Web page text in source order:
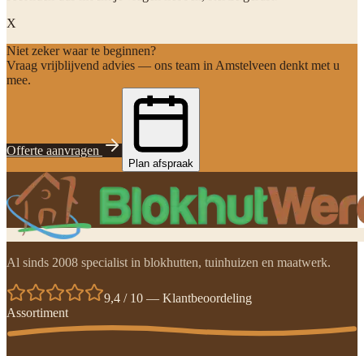
X
Niet zeker waar te beginnen?
Vraag vrijblijvend advies — ons team in Amstelveen denkt met u
mee.
Offerte aanvragen
Plan afspraak
Al sinds 2008 specialist in blokhutten, tuinhuizen en maatwerk.
9,4 / 10 — Klantbeoordeling
Assortiment